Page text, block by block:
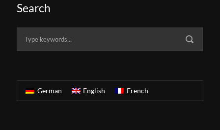
Search
German English French